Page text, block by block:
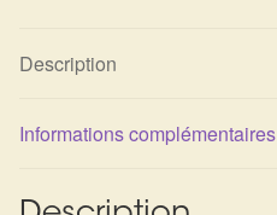
Commandes
Panier
Description
Informations complémentaires